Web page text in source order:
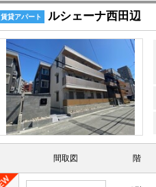
賃貸アパート ルシェーナ西田辺
間取図 階